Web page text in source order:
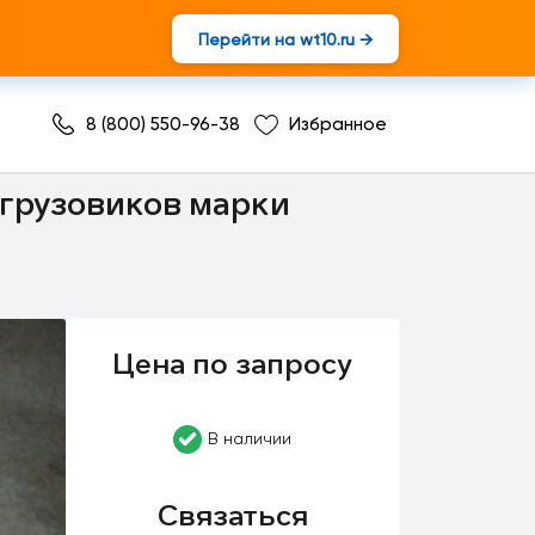
Перейти на wt10.ru →
8 (800) 550-96-38 Избранное
ящика
марки
Цена по запросу
В наличии
Связаться